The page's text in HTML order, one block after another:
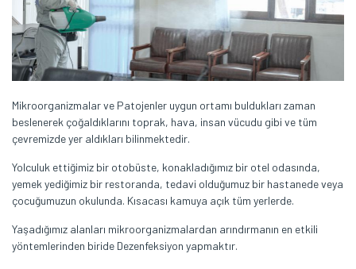
Mikroorganizmalar ve Patojenler uygun ortamı buldukları zaman
beslenerek çoğaldıklarını toprak, hava, insan vücudu gibi ve tüm
çevremizde yer aldıkları bilinmektedir.
Yolculuk ettiğimiz bir otobüste, konakladığımız bir otel odasında,
yemek yediğimiz bir restoranda, tedavi olduğumuz bir hastanede veya
çocuğumuzun okulunda. Kısacası kamuya açık tüm yerlerde.
Yaşadığımız alanları mikroorganizmalardan arındırmanın en etkili
yöntemlerinden biride Dezenfeksiyon yapmaktır.